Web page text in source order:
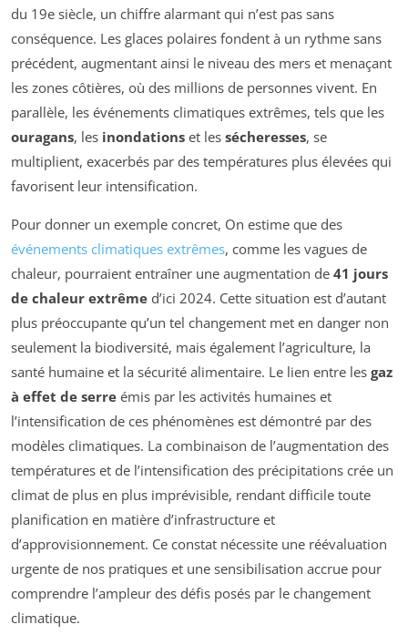
du 19e siècle, un chiffre alarmant qui n’est pas sans
conséquence. Les glaces polaires fondent à un rythme sans
précédent, augmentant ainsi le niveau des mers et menaçant
les zones côtières, où des millions de personnes vivent. En
parallèle, les événements climatiques extrêmes, tels que les
ouragans, les inondations et les sécheresses, se
multiplient, exacerbés par des températures plus élevées qui
favorisent leur intensification.
Pour donner un exemple concret, On estime que des
événements climatiques extrêmes, comme les vagues de
chaleur, pourraient entraîner une augmentation de 41 jours
de chaleur extrême d’ici 2024. Cette situation est d’autant
plus préoccupante qu’un tel changement met en danger non
seulement la biodiversité, mais également l’agriculture, la
santé humaine et la sécurité alimentaire. Le lien entre les gaz
à effet de serre émis par les activités humaines et
l’intensification de ces phénomènes est démontré par des
modèles climatiques. La combinaison de l’augmentation des
températures et de l’intensification des précipitations crée un
climat de plus en plus imprévisible, rendant difficile toute
planification en matière d’infrastructure et
d’approvisionnement. Ce constat nécessite une réévaluation
urgente de nos pratiques et une sensibilisation accrue pour
comprendre l’ampleur des défis posés par le changement
climatique.